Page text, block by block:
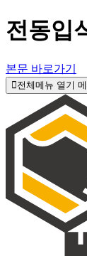
전동입
본문 바로가기
전체메뉴 열기